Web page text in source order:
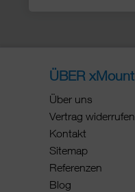
ÜBER xMount
Über uns
Vertrag widerrufen
Kontakt
Sitemap
Referenzen
Blog